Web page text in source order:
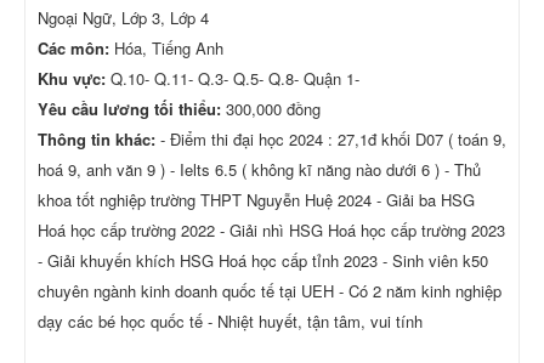
Ngoại Ngữ, Lớp 3, Lớp 4
Các môn: Hóa, Tiếng Anh
Khu vực: Q.10- Q.11- Q.3- Q.5- Q.8- Quận 1-
Yêu cầu lương tối thiểu: 300,000 đồng
Thông tin khác: - Điểm thi đại học 2024 : 27,1đ khối D07 ( toán 9,
hoá 9, anh văn 9 ) - Ielts 6.5 ( không kĩ năng nào dưới 6 ) - Thủ
khoa tốt nghiệp trường THPT Nguyễn Huệ 2024 - Giải ba HSG
Hoá học cấp trường 2022 - Giải nhì HSG Hoá học cấp trường 2023
- Giải khuyến khích HSG Hoá học cấp tỉnh 2023 - Sinh viên k50
chuyên ngành kinh doanh quốc tế tại UEH - Có 2 năm kinh nghiệp
dạy các bé học quốc tế - Nhiệt huyết, tận tâm, vui tính